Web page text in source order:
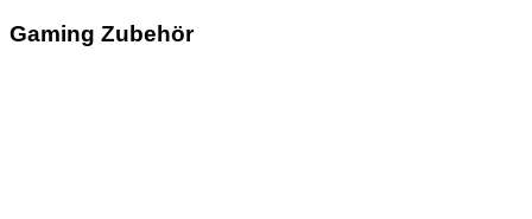
Gaming Zubehör